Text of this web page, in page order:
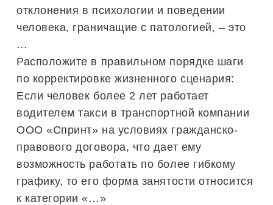
отклонения в психологии и поведении
человека, граничащие с патологией, – это
…
Расположите в правильном порядке шаги
по корректировке жизненного сценария:
Если человек более 2 лет работает
водителем такси в транспортной компании
ООО «Спринт» на условиях гражданско-
правового договора, что дает ему
возможность работать по более гибкому
графику, то его форма занятости относится
к категории «…»